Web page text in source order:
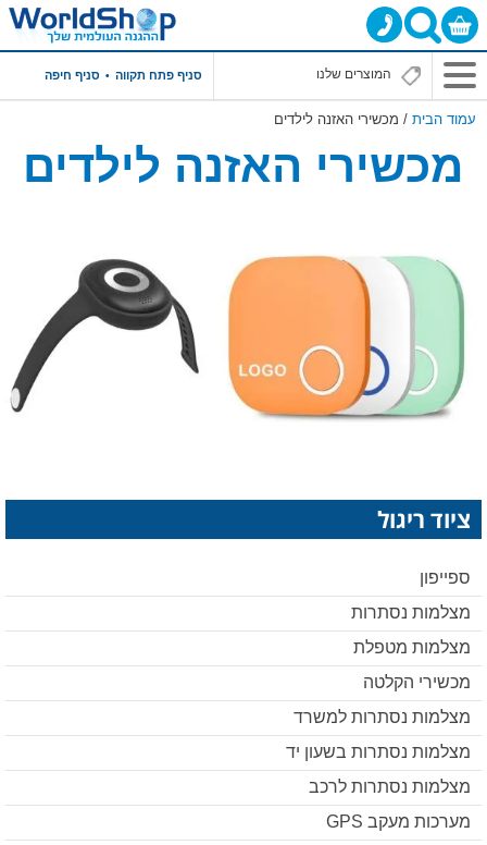
סניף פתח תקווה סניף חיפה
עמוד הבית / מכשירי האזנה לילדים
מכשירי האזנה לילדים
ציוד ריגול
ספייפון
מצלמות נסתרות
מצלמות מטפלת
מכשירי הקלטה
מצלמות נסתרות למשרד
מצלמות נסתרות בשעון יד
מצלמות נסתרות לרכב
מערכות מעקב GPS